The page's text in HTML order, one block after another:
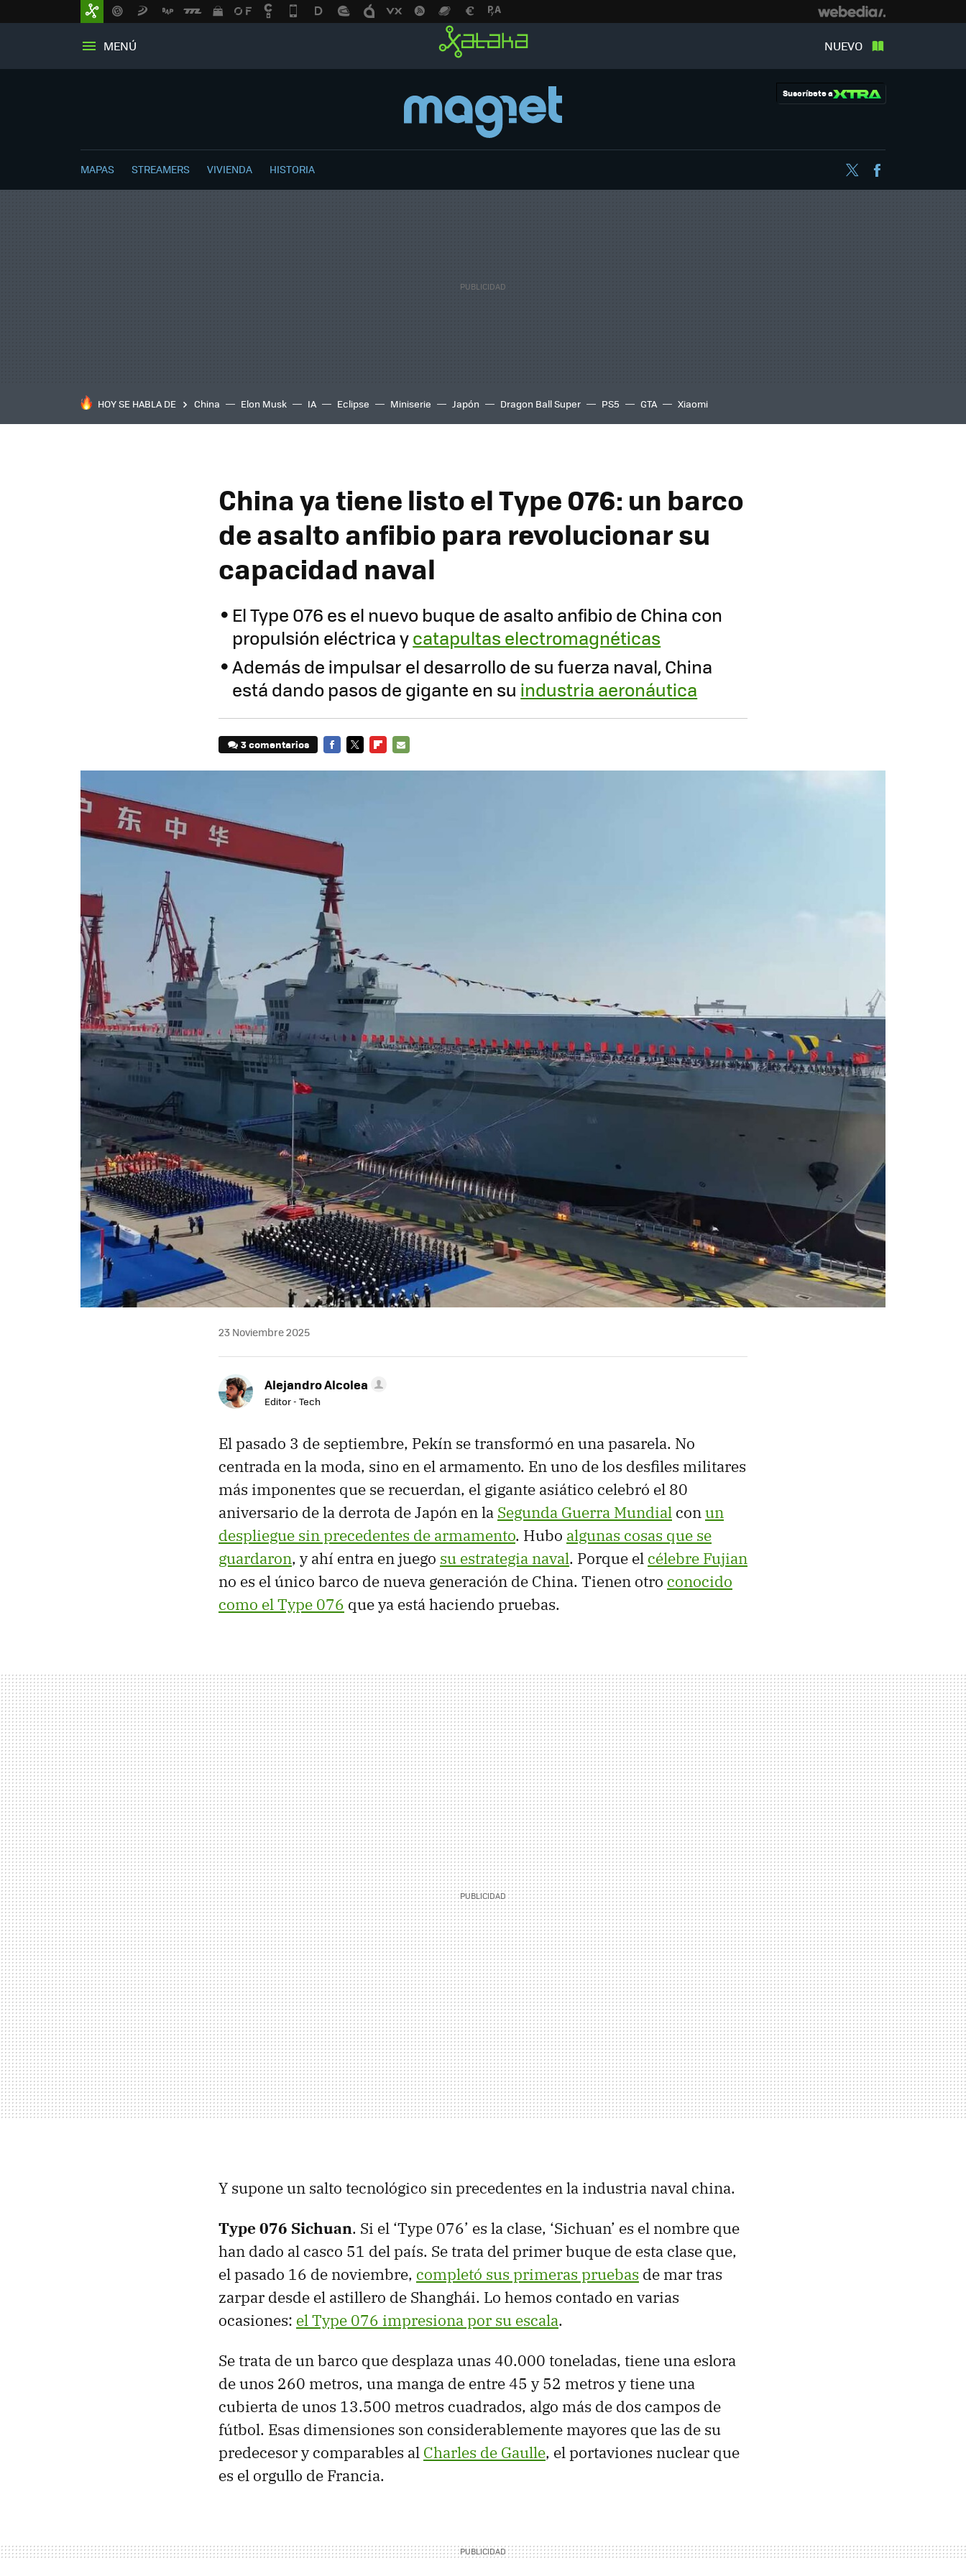
MENÚ NUEVO
Suscríbete a
MAPAS STREAMERS VIVIENDA HISTORIA Twitter
HOY SE HABLA DE China Elon Musk IA Eclipse Miniserie Japón Dragon Ball Super PS5 GTA Xiaomi
China ya tiene listo el Type 076: un barco
de asalto anfibio para revolucionar su
capacidad naval
El Type 076 es el nuevo buque de asalto anfibio de China con
propulsión eléctrica ycatapultas electromagnéticas
Además de impulsar el desarrollo de su fuerza naval, China
está dando pasos de gigante en su industria aeronáutica
3 comentarios
23 Noviembre 2025
Alejandro Alcolea
Editor - Tech
El pasado 3 de septiembre, Pekín se transformó en una pasarela. No
centrada en la moda, sino en el armamento. En uno de los desfiles militares
más imponentes que se recuerdan, el gigante asiático celebró el 80
aniversario de la derrota de Japón en la Segunda Guerra Mundial conun
despliegue sin precedentes de armamento. Hubo algunas cosas que se
guardaron, y ahí entra en juego su estrategia naval. Porque el célebre Fujian
no es el único barco de nueva generación de China. Tienen otro conocido
como el Type 076 que ya está haciendo pruebas.
Y supone un salto tecnológico sin precedentes en la industria naval china.
Type 076 Sichuan. Si el ‘Type 076’ es la clase, ‘Sichuan’ es el nombre que
han dado al casco 51 del país. Se trata del primer buque de esta clase que,
el pasado 16 de noviembre, completó sus primeras pruebas de mar tras
zarpar desde el astillero de Shanghái. Lo hemos contado en varias
ocasiones: el Type 076 impresiona por su escala.
Se trata de un barco que desplaza unas 40.000 toneladas, tiene una eslora
de unos 260 metros, una manga de entre 45 y 52 metros y tiene una
cubierta de unos 13.500 metros cuadrados, algo más de dos campos de
fútbol. Esas dimensiones son considerablemente mayores que las de su
predecesor y comparables al Charles de Gaulle, el portaviones nuclear que
es el orgullo de Francia.